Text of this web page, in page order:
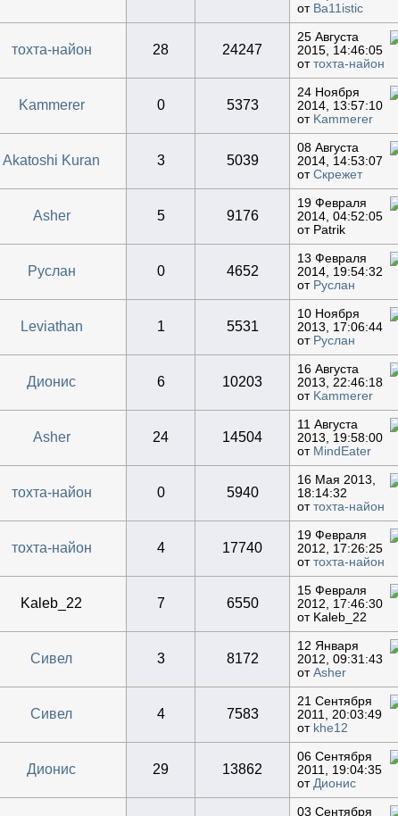
от Ba11istic
тохта-найон 28 24247
25 Августа
2015, 14:46:05
оттохта-найон
Kammerer 0 5373
24 Ноября
2014, 13:57:10
от Kammerer
Akatoshi Kuran 3 5039
08 Августа
2014, 14:53:07
отСкрежет
Asher 5 9176
19 Февраля
2014, 04:52:05
от Patrik
Руслан 0 4652
13 Февраля
2014, 19:54:32
от Руслан
Leviathan 1 5531
10 Ноября
2013, 17:06:44
от Руслан
Дионис 6 10203
16 Августа
2013, 22:46:18
от Kammerer
Asher 24 14504
11 Августа
2013, 19:58:00
от MindEater
тохта-найон 0 5940
16 Мая 2013,
18:14:32
оттохта-найон
тохта-найон 4 17740
19 Февраля
2012, 17:26:25
оттохта-найон
Kaleb_22 7 6550
15 Февраля
2012, 17:46:30
от Kaleb_22
Сивел 3 8172
12 Января
2012, 09:31:43
отAsher
Сивел 4 7583
21 Сентября
2011, 20:03:49
от khe12
Дионис 29 13862
06 Сентября
2011, 19:04:35
от Дионис
03 Сентября